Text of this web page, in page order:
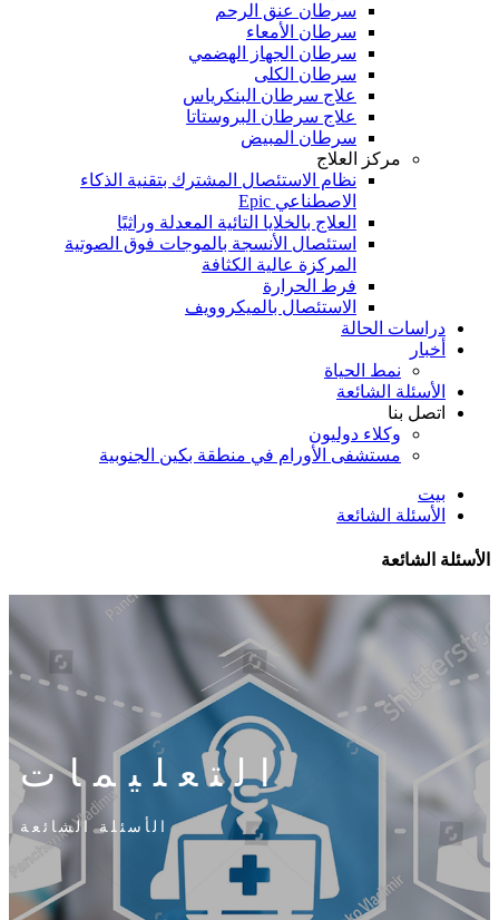
سرطان عنق الرحم
سرطان الأمعاء
سرطان الجهاز الهضمي
سرطان الكلى
علاج سرطان البنكرياس
علاج سرطان البروستاتا
سرطان المبيض
مركز العلاج
نظام الاستئصال المشترك بتقنية الذكاء
الاصطناعي Epic
العلاج بالخلايا التائية المعدلة وراثيًا
استئصال الأنسجة بالموجات فوق الصوتية
المركزة عالية الكثافة
فرط الحرارة
الاستئصال بالميكروويف
دراسات الحالة
أخبار
نمط الحياة
الأسئلة الشائعة
اتصل بنا
وكلاء دوليون
مستشفى الأورام في منطقة بكين الجنوبية
بيت
الأسئلة الشائعة
الأسئلة الشائعة
التعليمات
الأسئلة الشائعة